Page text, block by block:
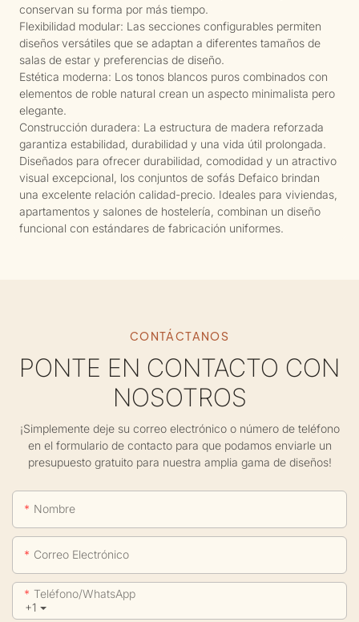
conservan su forma por más tiempo.
Flexibilidad modular: Las secciones configurables permiten
diseños versátiles que se adaptan a diferentes tamaños de
salas de estar y preferencias de diseño.
Estética moderna: Los tonos blancos puros combinados con
elementos de roble natural crean un aspecto minimalista pero
elegante.
Construcción duradera: La estructura de madera reforzada
garantiza estabilidad, durabilidad y una vida útil prolongada.
Diseñados para ofrecer durabilidad, comodidad y un atractivo
visual excepcional, los conjuntos de sofás Defaico brindan
una excelente relación calidad-precio. Ideales para viviendas,
apartamentos y salones de hostelería, combinan un diseño
funcional con estándares de fabricación uniformes.
CONTÁCTANOS
PONTE EN CONTACTO CON
NOSOTROS
¡Simplemente deje su correo electrónico o número de teléfono
en el formulario de contacto para que podamos enviarle un
presupuesto gratuito para nuestra amplia gama de diseños!
Nombre
Correo Electrónico
+1
Teléfono/WhatsApp